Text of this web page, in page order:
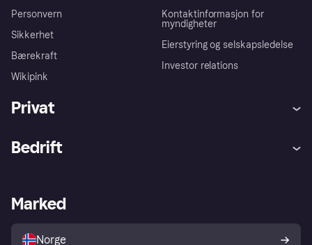
Personvern
Sikkerhet
Bærekraft
Wikipink
Kontaktinformasjon for
myndigheter
Eierstyring og selskapsledelse
Investor relations
Privat
Utforsk butikker
Bedrift
Merchant portal
Marked
Norge